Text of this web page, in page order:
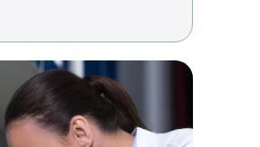
врача
переподготовки
квалификации